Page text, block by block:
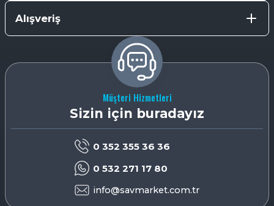
Alışveriş
Müşteri Hizmetleri
Sizin için buradayız
0 352 355 36 36
0 532 271 17 80
info@savmarket.com.tr